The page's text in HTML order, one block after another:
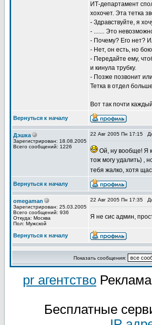
ИТ-департамент
хохочет. Эта тетка
- Здравствуйте, я
- ....... Это
- Почему? Его нет?
- Нет, он есть, но
- Передайте ему,
и кинула трубку.
- Позже позвонит
Тетка в отдел
Вот так почти
Вернуться к началу
Дэшка
Зарегистрирован: 18.08.2005
Всего сообщений: 1226
22 Авг 2005 Пн 17:15
Ой, ну вообще! Я
тож могу удалить) ,
тебя жалко, хотя
Вернуться к началу
omegaman
Зарегистрирован: 25.03.2005
Всего сообщений: 936
Откуда: Москва
Пол: Мужской
22 Авг 2005 Пн 17:35
Я не сис админ,
Вернуться к началу
Показать сообщения:
pr агентство
Бесплатные